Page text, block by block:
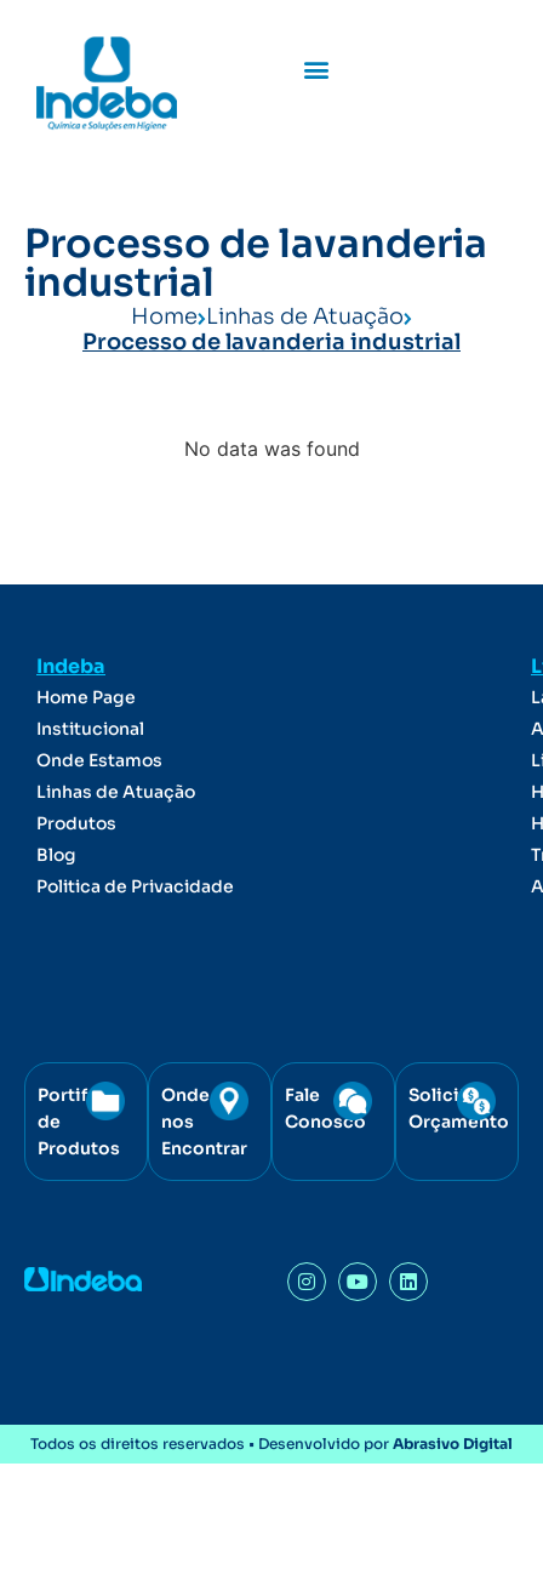
Processo de lavanderia
industrial
Home Linhas de Atuação
Processo de lavanderia industrial
No data was found
Indeba
Home Page
Institucional
Onde Estamos
Linhas de Atuação
Produtos
Blog
Politica de Privacidade
Portifólio
de
Produtos
Onde
nos
Encontrar
Fale
Conosco
Solicite
Orçamento
Todos os direitos reservados • Desenvolvido por Abrasivo Digital